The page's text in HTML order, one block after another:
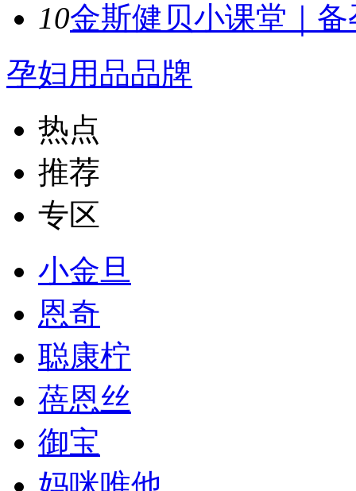
10金斯健贝小课堂｜
孕妇用品品牌
热点
推荐
专区
小金旦
恩奇
聪康柠
蓓恩丝
御宝